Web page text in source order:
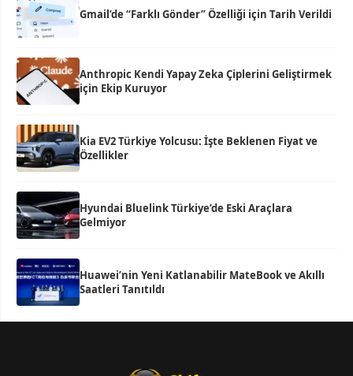
Gmail’de “Farklı Gönder” Özelliği için Tarih Verildi
Anthropic Kendi Yapay Zeka Çiplerini Geliştirmek
için Ekip Kuruyor
Kia EV2 Türkiye Yolcusu: İşte Beklenen Fiyat ve
Özellikler
Hyundai Bluelink Türkiye’de Eski Araçlara
Gelmiyor
Huawei’nin Yeni Katlanabilir MateBook ve Akıllı
Saatleri Tanıtıldı